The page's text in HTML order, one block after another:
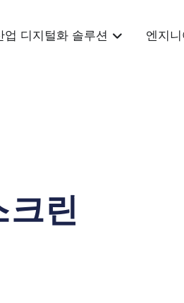
업 디지털화 솔루션 엔지
린